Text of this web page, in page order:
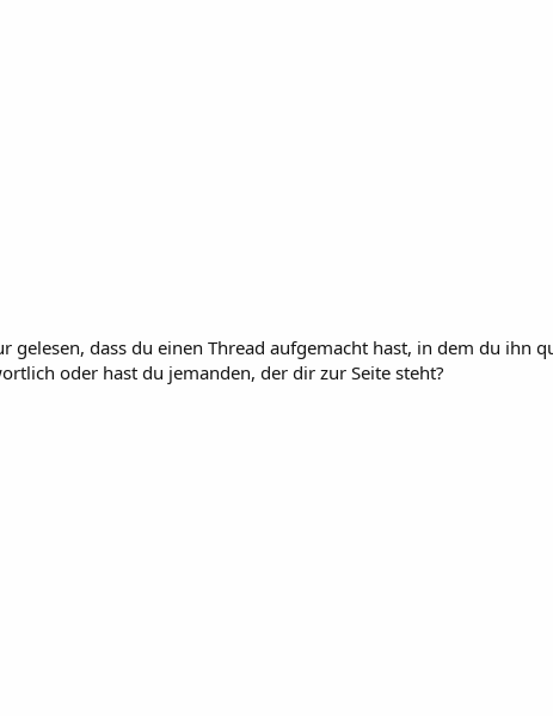
gelesen, dass du einen Thread aufgemacht hast, in dem du ihn
oder hast du jemanden, der dir zur Seite steht?